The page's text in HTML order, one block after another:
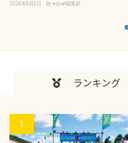
2026年8月5日 By equall編集部
ランキング
1